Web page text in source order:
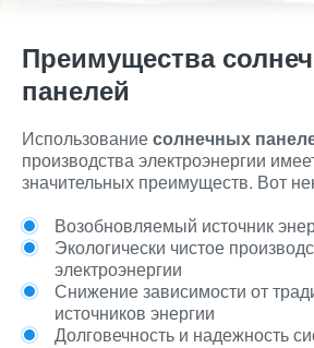
Преимущества
панелей
Использованиесолнечных
производства электроэнергии
значительных преимуществ. Вот
Возобновляемый источник
Экологически чистое
электроэнергии
Снижение зависимости от
источников энергии
Долговечность и надежность